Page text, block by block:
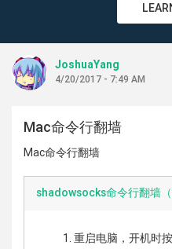
JoshuaYang
4/20/2017 - 7:49 AM
Mac命令行翻墙
Mac命令行翻墙
shadowsocks命令行翻墙
重启电脑，开机时